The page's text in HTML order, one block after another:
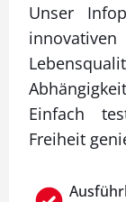
Unser
Einfach
Freiheit